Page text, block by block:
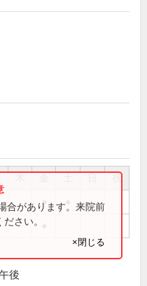
祝
●
合があります。来院前
さい。
×閉じる
後